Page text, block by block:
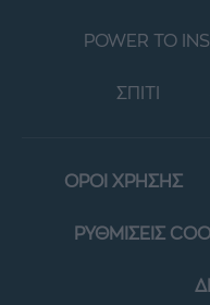
POWER TO
ΣΠΙΤΙ
ΟΡΟΙ ΧΡΗΣΗΣ
ΡΥΘΜΙΣΕΙΣ